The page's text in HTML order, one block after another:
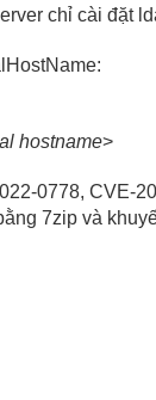
chỉ cài đặt
hostname>
0778, CVE-
7zip và